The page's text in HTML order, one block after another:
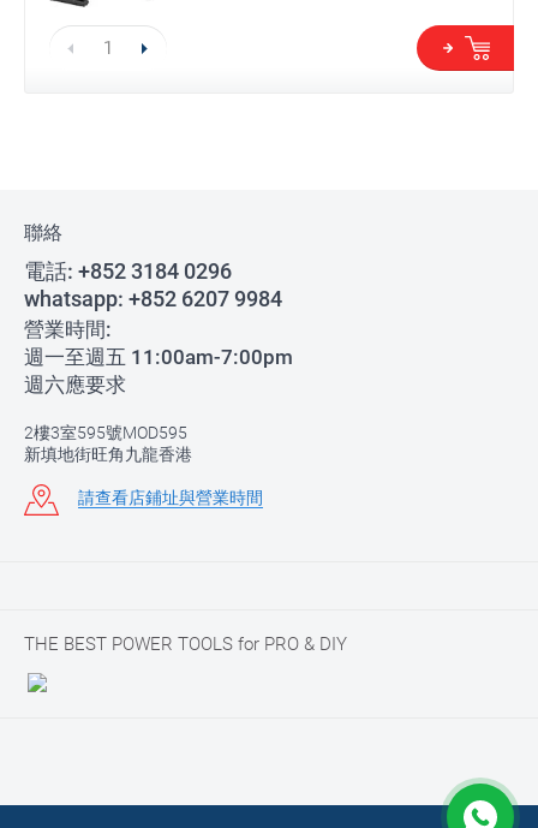
聯絡
電話: +852 3184 0296
whatsapp: +852 6207 9984
營業時間:
週一至週五 11:00am-7:00pm
週六應要求
2樓3室595號MOD595
新填地街旺角九龍香港
請查看店鋪址與營業時間
THE BEST POWER TOOLS for PRO & DIY